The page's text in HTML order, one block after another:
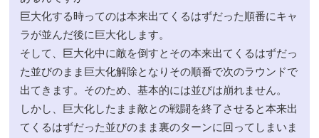
巨大化する時ってのは本来出てくるはずだった順番にキャ
ラが並んだ後に巨大化します。
そして、巨大化中に敵を倒すとその本来出てくるはずだっ
た並びのまま巨大化解除となりその順番で次のラウンドで
出てきます。そのため、基本的には並びは崩れません。
しかし、巨大化したまま敵との戦闘を終了させると本来出
てくるはずだった並びのまま裏のターンに回ってしまいま